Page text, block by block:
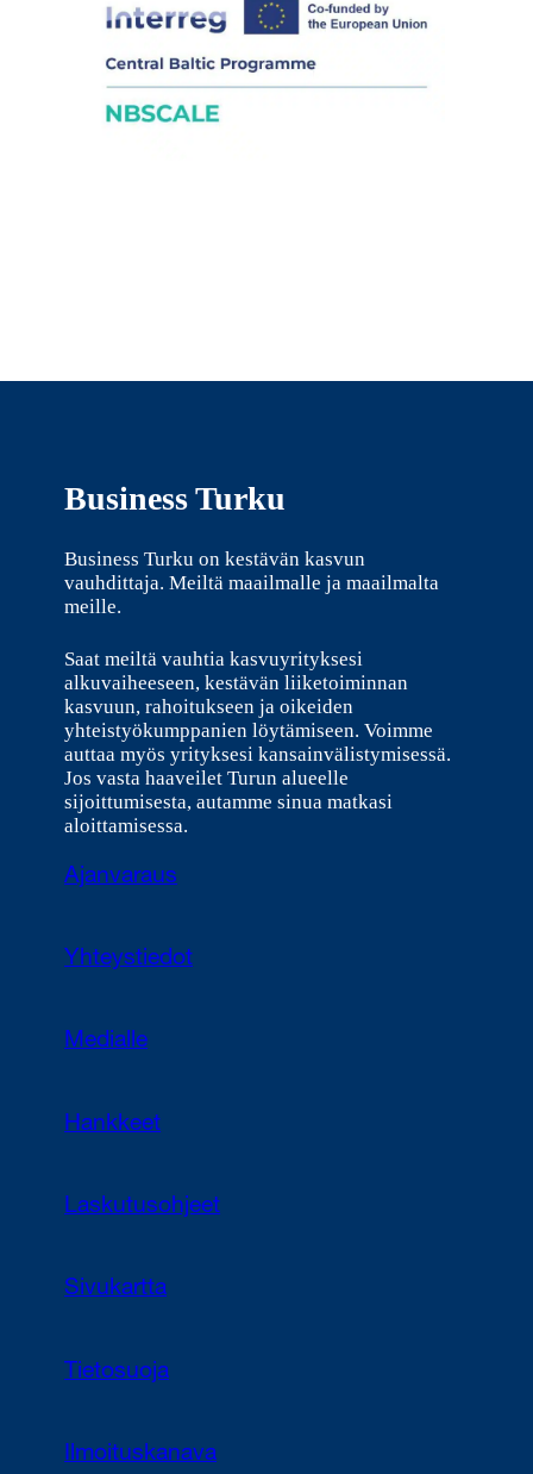
Business Turku
Business Turku on kestävän kasvun
vauhdittaja. Meiltä maailmalle ja maailmalta
meille.
Saat meiltä vauhtia kasvuyrityksesi
alkuvaiheeseen, kestävän liiketoiminnan
kasvuun, rahoitukseen ja oikeiden
yhteistyökumppanien löytämiseen. Voimme
auttaa myös yrityksesi kansainvälistymisessä.
Jos vasta haaveilet Turun alueelle
sijoittumisesta, autamme sinua matkasi
aloittamisessa.
Ajanvaraus
Yhteystiedot
Medialle
Hankkeet
Laskutusohjeet
Sivukartta
Tietosuoja
Ilmoituskanava